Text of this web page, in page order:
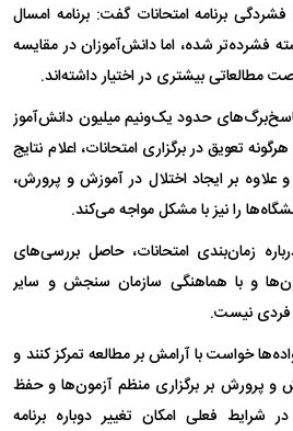
فشردگی برنامه امتحانات گفت: برنامه امسال
فشرده‌تر شده، اما دانش‌آموزان در مقایسه
حدود یک‌ونیم میلیون دانش‌آموز
و هرگونه تعویق در برگزاری امتحانات، اعلام نتایج
و علاوه بر ایجاد اختلال در آموزش و پرورش،
را نیز با مشکل مواجه می‌کند.
زمان‌بندی امتحانات، حاصل بررسی‌های
و با هماهنگی سازمان سنجش و سایر
فردی نیست.
خواست با آرامش بر مطالعه تمرکز کنند و
و پرورش بر برگزاری منظم آزمون‌ها و حفظ
فعلی امکان تغییر دوباره برنامه